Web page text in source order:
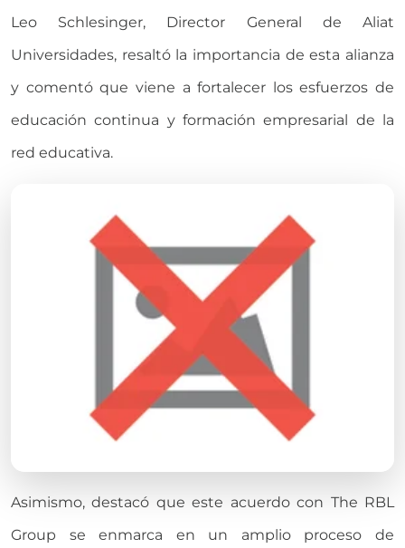
Leo Schlesinger, Director General de Aliat
Universidades, resaltó la importancia de esta alianza
y comentó que viene a fortalecer los esfuerzos de
educación continua y formación empresarial de la
red educativa.
Asimismo, destacó que este acuerdo con The RBL
Group se enmarca en un amplio proceso de